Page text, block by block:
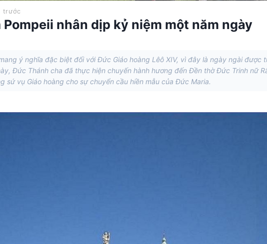
trước
nhân dịp kỷ niệm một năm ngày
ý nghĩa đặc biệt đối với Đức Giáo hoàng Lêô XIV, vì đây là ngày ngài được
Đức Thánh cha đã thực hiện chuyến hành hương đến Đền thờ Đức Trinh nữ
sứ vụ Giáo hoàng cho sự chuyển cầu hiền mẫu của Đức Maria.